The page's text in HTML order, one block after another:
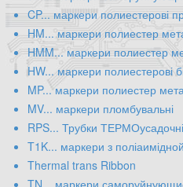
CP... маркери полиестерові
HM... маркери полиестер
HMM... маркери полиестер
HW... маркери полиестерові
MP... маркери полиестер
MV... маркери пломбувальні
RPS... Трубки ТЕРМОусадочні
T1K... маркери з
Thermal trans Ribbon
TN... маркери